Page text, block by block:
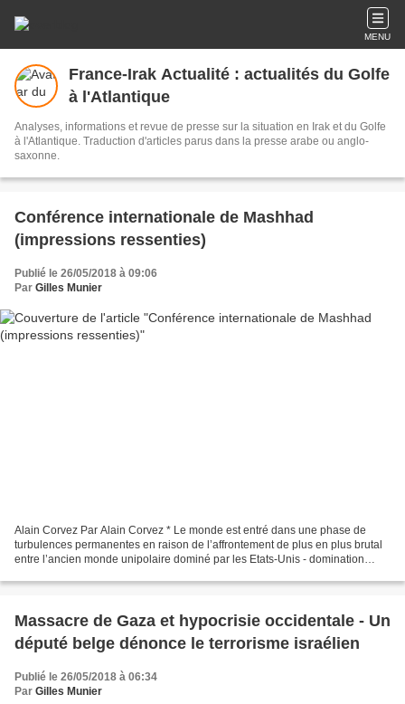
MENU
France-Irak Actualité : actualités du Golfe
à l'Atlantique
Analyses, informations et revue de presse sur la situation en Irak et du Golfe
à l'Atlantique. Traduction d'articles parus dans la presse arabe ou anglo-
saxonne.
Conférence internationale de Mashhad
(impressions ressenties)
Publié le 26/05/2018 à 09:06
Par Gilles Munier
Alain Corvez Par Alain Corvez * Le monde est entré dans une phase de
turbulences permanentes en raison de l’affrontement de plus en plus brutal
entre l’ancien monde unipolaire dominé par les Etats-Unis - domination
Massacre de Gaza et hypocrisie occidentale - Un
député belge dénonce le terrorisme israélien
Publié le 26/05/2018 à 06:34
Par Gilles Munier